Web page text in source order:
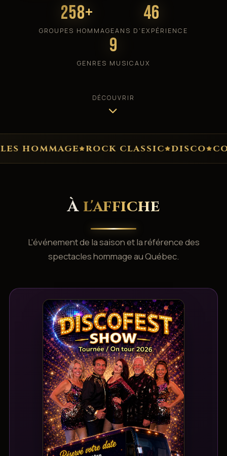
258+
GROUPES HOMMAGE
46
ANS D'EXPÉRIENCE
9
GENRES MUSICAUX
DÉCOUVRIR
ROCK CLASSIC DISCO
À l'affiche
L'événement de la saison et la référence des
spectacles hommage au Québec.